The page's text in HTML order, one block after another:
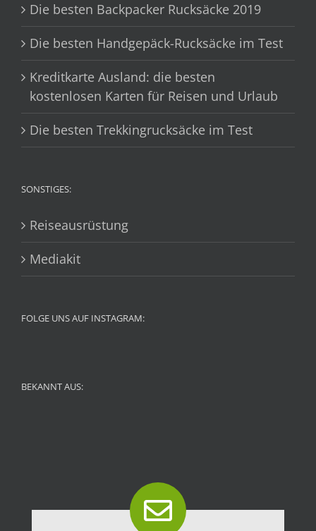
Die besten Backpacker Rucksäcke 2019
Die besten Handgepäck-Rucksäcke im Test
Kreditkarte Ausland: die besten
kostenlosen Karten für Reisen und Urlaub
Die besten Trekkingrucksäcke im Test
SONSTIGES:
Reiseausrüstung
Mediakit
FOLGE UNS AUF INSTAGRAM:
BEKANNT AUS: